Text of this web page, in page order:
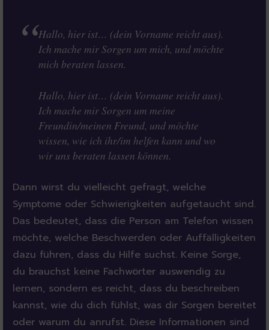
Hallo, hier ist… (dein Vorname reicht aus).
Ich mache mir Sorgen um mich, und möchte
mich beraten lassen.
Hallo, hier ist… (dein Vorname reicht aus).
Ich mache mir Sorgen um meine
Freundin/meinen Freund, und möchte
wissen, wie ich ihr/im helfen kann und wo
wir uns beraten lassen können.
Dann wirst du vielleicht gefragt, welche
Symptome oder Schwierigkeiten aufgetaucht sind.
Das bedeutet, dass die Person am Telefon wissen
möchte, welche Beschwerden oder Auffälligkeiten
dazu führen, dass du Hilfe suchst. Keine Sorge,
du brauchst keine Fachwörter auswendig zu
lernen, sondern es reicht, dass du beschreiben
kannst, wie du dich fühlst, was dir Sorgen bereitet
oder warum du anrufst. Diese Informationen sind